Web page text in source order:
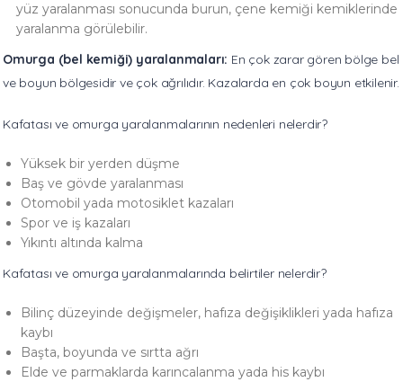
yüz yaralanması sonucunda burun, çene kemiği kemiklerinde
yaralanma görülebilir.
Omurga (bel kemiği) yaralanmaları: En çok zarar gören bölge bel
ve boyun bölgesidir ve çok ağrılıdır. Kazalarda en çok boyun etkilenir.
Kafatası ve omurga yaralanmalarının nedenleri nelerdir?
Yüksek bir yerden düşme
Baş ve gövde yaralanması
Otomobil yada motosiklet kazaları
Spor ve iş kazaları
Yıkıntı altında kalma
Kafatası ve omurga yaralanmalarında belirtiler nelerdir?
Bilinç düzeyinde değişmeler, hafıza değişiklikleri yada hafıza
kaybı
Başta, boyunda ve sırtta ağrı
Elde ve parmaklarda karıncalanma yada his kaybı